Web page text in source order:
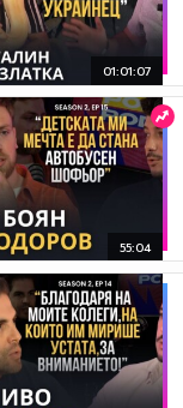
01:01:07
55:04